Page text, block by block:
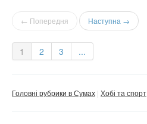
← Попередня Наступна →
1 2 3 ...
Головні рубрики в Сумах Хобі та спорт